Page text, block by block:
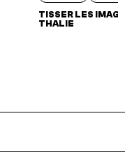
TISSER LES
THALIE